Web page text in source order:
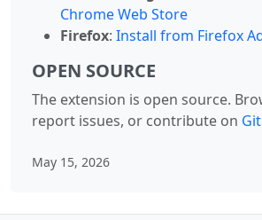
Chrome Web Store
Firefox: Install from Firefox
OPEN SOURCE
The extension is open source.
report issues, or contribute on
May 15, 2026